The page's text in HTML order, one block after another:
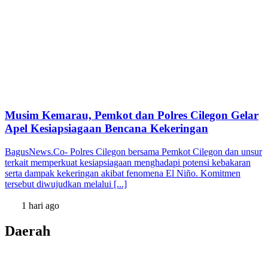
Musim Kemarau, Pemkot dan Polres Cilegon Gelar
Apel Kesiapsiagaan Bencana Kekeringan
BagusNews.Co- Polres Cilegon bersama Pemkot Cilegon dan unsur
terkait memperkuat kesiapsiagaan menghadapi potensi kebakaran
serta dampak kekeringan akibat fenomena El Niño. Komitmen
tersebut diwujudkan melalui [...]
1 hari ago
Daerah